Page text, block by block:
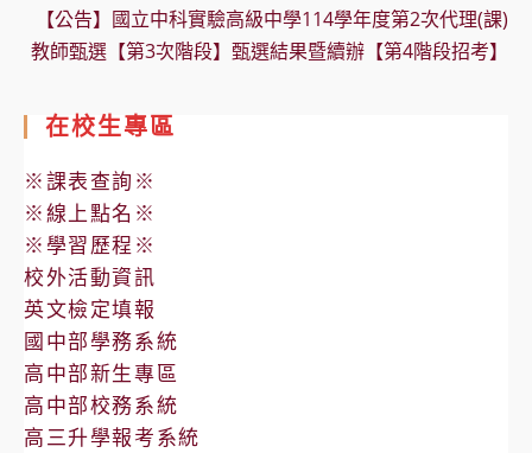
【公告】國立中科實驗高級中學114學年度第2次代理(課)
教師甄選【第3次階段】甄選結果暨續辦【第4階段招考】
在校生專區
※課表查詢※
※線上點名※
※學習歷程※
校外活動資訊
英文檢定填報
國中部學務系統
高中部新生專區
高中部校務系統
高三升學報考系統